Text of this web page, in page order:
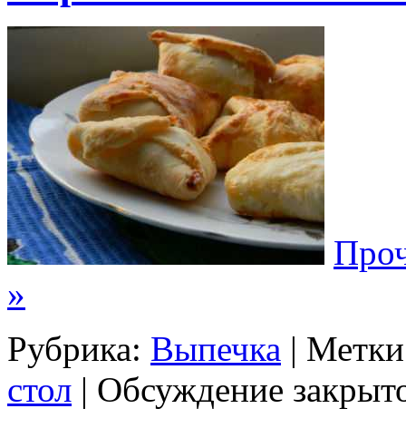
»
Рубрика: Выпечка |
стол | Обсуждение